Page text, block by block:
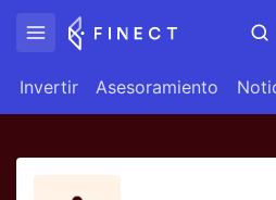
Invertir Asesoramiento